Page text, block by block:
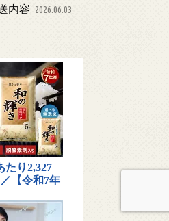
内容 2026.06.03